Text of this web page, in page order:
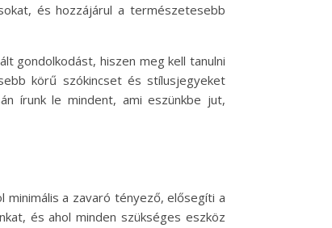
és hozzájárul a természetesebb
gondolkodást, hiszen meg kell tanulni
körű szókincset és stílusjegyeket
írunk le mindent, ami eszünkbe jut,
minimális a zavaró tényező, elősegíti a
és ahol minden szükséges eszköz